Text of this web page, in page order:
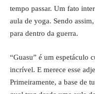
tempo passar. Um fato
aula de yoga. Sendo
para dentro da guerra.
“Guasu” é um espetáculo
incrível. E merece esse
Primeiramente, a base de